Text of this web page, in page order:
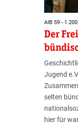
AIB 59 -
Der
Jugend
selten
hier für